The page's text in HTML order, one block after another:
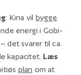
: Kina vil bygge
energi i Gobi-
det svarer til ca.
kapacitet. Læs
plan om at